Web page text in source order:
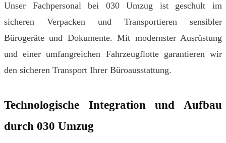
Unser Fachpersonal bei 030 Umzug ist geschult im
sicheren Verpacken und Transportieren sensibler
Bürogeräte und Dokumente. Mit modernster Ausrüstung
und einer umfangreichen Fahrzeugflotte garantieren wir
den sicheren Transport Ihrer Büroausstattung.
Technologische Integration und Aufbau
durch 030 Umzug